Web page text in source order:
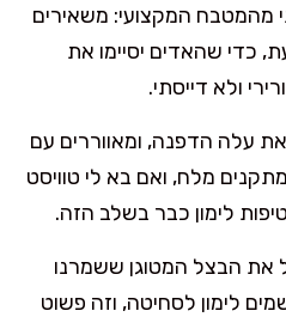
מהמטבח המקצועי: משאירים
לגעת, כדי שהאדים יסיימו את
ולא דייסתי.
עלה הדפנה, ומאווררים עם
מלח, ואם בא לי טוויסט
לימון כבר בשלב הזה.
את הבצל המטוגן ששמרנו
לימון לסחיטה, וזה פשוט